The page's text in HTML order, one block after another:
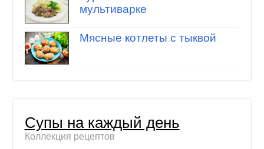
мультиварке
Мясные котлеты с тыквой
Супы на каждый день
Коллекция рецептов